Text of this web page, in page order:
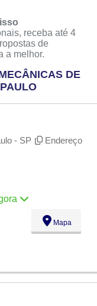
receba até 4
de
a melhor.
DE
- SP
Endereço
Mapa